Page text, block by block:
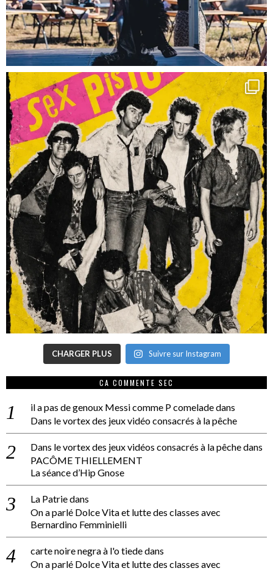
CHARGER PLUS Suivre sur Instagram
CA COMMENTE SEC
il a pas de genoux Messi comme P comeladedans
Dans le vortex des jeux vidéo consacrés à la pêche
Dans le vortex des jeux vidéos consacrés à la pêchedans
PACÔME THIELLEMENT
La séance d’Hip Gnose
La Patriedans
On a parlé Dolce Vita et lutte des classes avec
Bernardino Femminielli
carte noire negra à l'o tiededans
On a parlé Dolce Vita et lutte des classes avec